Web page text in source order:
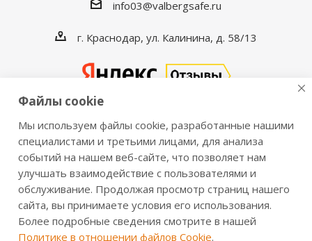
info03@valbergsafe.ru
г. Краснодар, ул. Калинина, д. 58/13
2016-2026 © VALBERGSAFE.RU — Интернет-магазин
сейфов Valberg и металлической мебели Практик.
Продажа сейфов для дома и офиса, металлических
шкафов, стеллажей, металлических дверей.
Информация о розничных ценах, технических
характеристиках, наличии на складе носит справочный
Файлы cookie
Мы используем файлы cookie, разработанные нашими
специалистами и третьими лицами, для анализа
событий на нашем веб-сайте, что позволяет нам
улучшать взаимодействие с пользователями и
обслуживание. Продолжая просмотр страниц нашего
сайта, вы принимаете условия его использования.
Более подробные сведения смотрите в нашей
Политике в отношении файлов Cookie.